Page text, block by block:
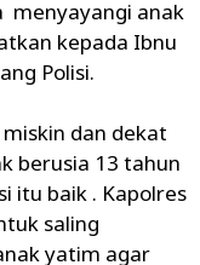
menyayangi anak
kepada Ibnu
Polisi.
dan dekat
berusia 13 tahun
itu baik . Kapolres
saling
yatim agar